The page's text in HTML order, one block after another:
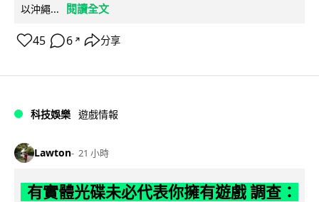
以沖繩...
閱讀全文
45 6 ↗ 分享
科技娛樂 遊戲情報
Lawton 21 小時
有實體光碟未必代表你擁有遊戲 調查：